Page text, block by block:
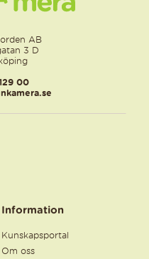
AB
3 D
00
Information
Kunskapsportal
Om oss